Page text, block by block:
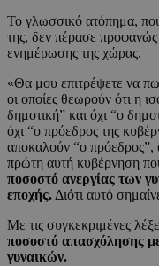
Το γλωσσικό ατόπημα,
της, δεν πέρασε
ενημέρωσης της χώρας.
«Θα μου επιτρέψετε να πω
οι οποίες θεωρούν ότι η
δημοτική” και όχι “ο
όχι “ο πρόεδρος της
αποκαλούν “ο πρόεδρος”,
πρώτη αυτή κυβέρνηση
ποσοστό ανεργίας των
εποχής. Διότι αυτό
Με τις συγκεκριμένες
ποσοστό απασχόλησης
γυναικών.